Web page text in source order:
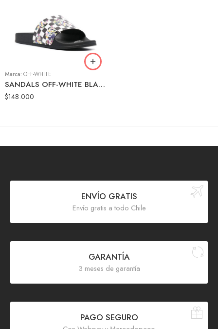
Marca: OFF-WHITE
SANDALS OFF-WHITE BLACK
$148.000
38
39
41
ENVÍO GRATIS
Envío gratis a todo Chile
GARANTÍA
3 meses de garantía
PAGO SEGURO